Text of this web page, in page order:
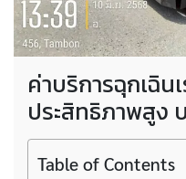
ค่าบริการฉุกเฉิ
ประสิทธิภาพสูง
Table of Contents